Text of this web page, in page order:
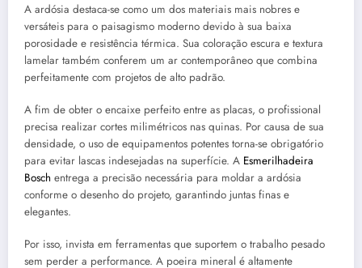
A ardósia destaca-se como um dos materiais mais nobres e
versáteis para o paisagismo moderno devido à sua baixa
porosidade e resistência térmica. Sua coloração escura e textura
lamelar também conferem um ar contemporâneo que combina
perfeitamente com projetos de alto padrão.
A fim de obter o encaixe perfeito entre as placas, o profissional
precisa realizar cortes milimétricos nas quinas. Por causa de sua
densidade, o uso de equipamentos potentes torna-se obrigatório
para evitar lascas indesejadas na superfície. A Esmerilhadeira
Bosch entrega a precisão necessária para moldar a ardósia
conforme o desenho do projeto, garantindo juntas finas e
elegantes.
Por isso, invista em ferramentas que suportem o trabalho pesado
sem perder a performance. A poeira mineral é altamente